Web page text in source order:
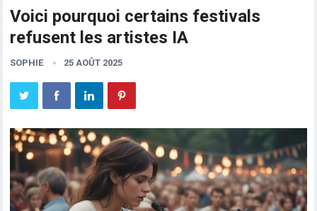
Voici pourquoi certains festivals
refusent les artistes IA
SOPHIE 25 AOÛT 2025